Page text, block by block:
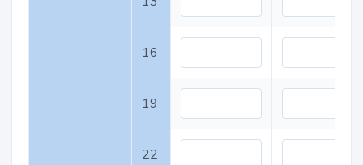
16
19
22